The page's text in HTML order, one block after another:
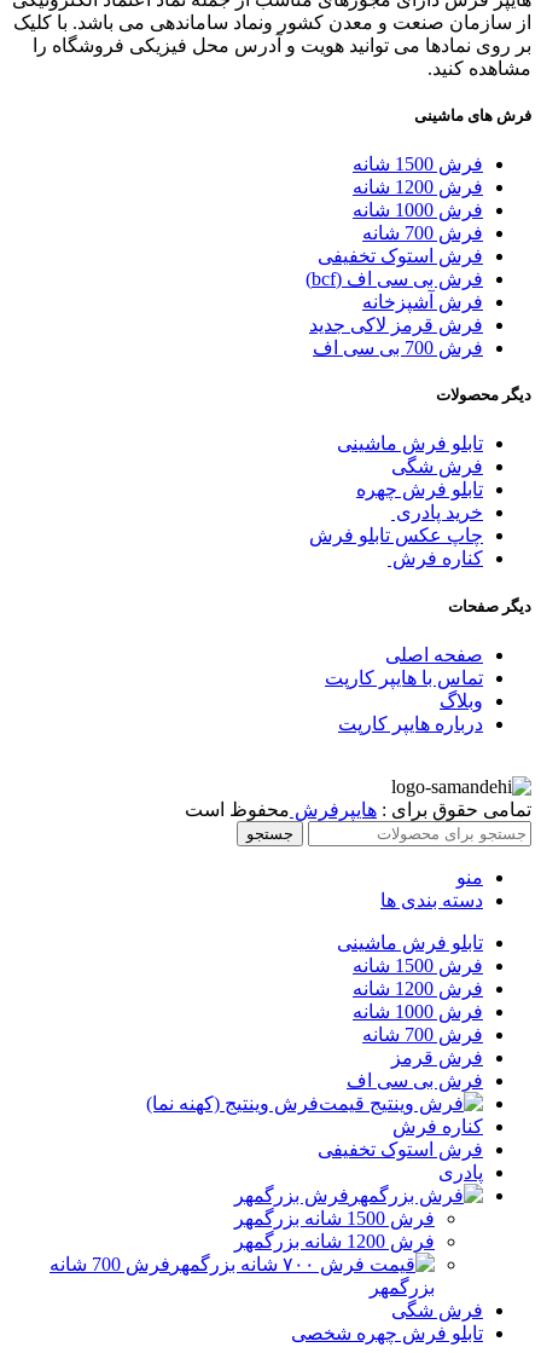
از سازمان صنعت و معدن کشور ونماد ساماندهی می باشد. با کلیک
بر روی نمادها می توانید هویت و آدرس محل فیزیکی فروشگاه را
مشاهده کنید.
فرش های ماشینی
فرش 1500 شانه
فرش 1200 شانه
فرش 1000 شانه
فرش 700 شانه
فرش استوک تخفیفی
فرش بی سی اف (bcf)
فرش آشپزخانه
فرش قرمز لاکی جدید
فرش 700 بی سی اف
دیگر محصولات
تابلو فرش ماشینی
فرش شگی
تابلو فرش چهره
خرید پادری
چاپ عکس تابلو فرش
کناره فرش
دیگر صفحات
صفحه اصلی
تماس با هایپر کارپت
وبلاگ
درباره هایپر کارپت
تمامی حقوق برای : هایپرفرش محفوظ است
جستجو
منو
دسته بندی ها
تابلو فرش ماشینی
فرش 1500 شانه
فرش 1200 شانه
فرش 1000 شانه
فرش 700 شانه
فرش قرمز
فرش بی سی اف
فرش وینتیج (کهنه نما)
کناره فرش
فرش استوک تخفیفی
پادری
فرش بزرگمهر
فرش 1500 شانه بزرگمهر
فرش 1200 شانه بزرگمهر
فرش 700 شانه
بزرگمهر
فرش شگی
تابلو فرش چهره شخصی